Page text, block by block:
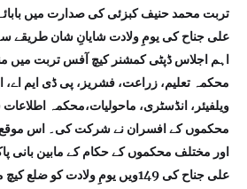
تربت محمد حنیف کبزئی کی صدارت میں
علی جناح کی یومِ ولادت شایانِ شان طریقے
اہم اجلاس ڈپٹی کمشنر کیچ آفس تربت میں
محکمہ تعلیم، زراعت، فشریز، پی ڈی ایم
ویلفیئر، انڈسٹری، ماحولیات،محکمہ
محکموں کے افسران نے شرکت کی۔ اس موقع
اور مختلف محکموں کے حکام کے مابین بانی
علی جناح کی 149ویں یومِ ولادت کو